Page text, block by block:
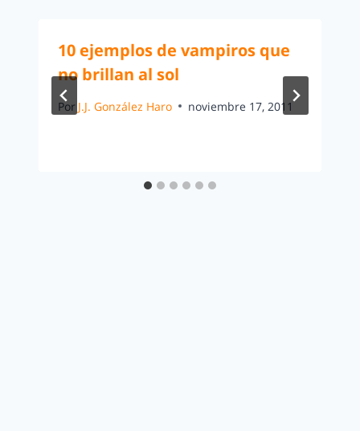
10 ejemplos de vampiros que
no brillan al sol
Por J.J. González Haro noviembre 17, 2011